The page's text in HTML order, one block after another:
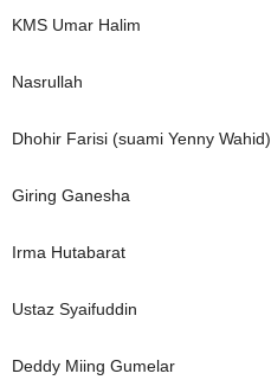
KMS Umar Halim
Nasrullah
Dhohir Farisi (suami Yenny Wahid)
Giring Ganesha
Irma Hutabarat
Ustaz Syaifuddin
Deddy Miing Gumelar